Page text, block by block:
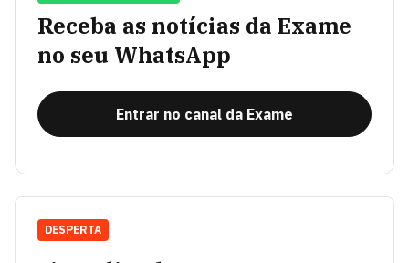
Receba as notícias da Exame
no seu WhatsApp
Entrar no canal da Exame
DESPERTA